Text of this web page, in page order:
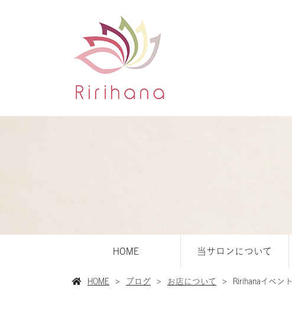
HOME 当サロンについて
HOME ブログ お店について Ririhanaイベント